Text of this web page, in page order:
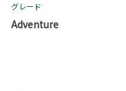
グレード
Adventure